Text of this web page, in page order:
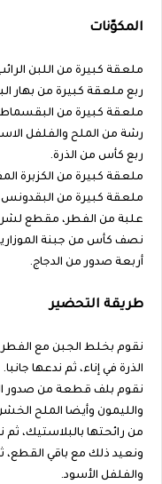
المكوّنات
ملعقة كبيرة من اللبن
ربع ملعقة كبيرة من بهار
ملعقة كبيرة من
رشة من الملح والفلفل
ربع كأس من الذرة.
ملعقة كبيرة من الكزبرة
ملعقة كبيرة من
علبة من الفطر، مقطع
نصف كأس من جبنة
أربعة صدور من الدجاج.
طريقة التحضير
نقوم بخلط الجبن مع الفطر
الذرة في إناء، ثم ندعها جانبا.
نقوم بلف قطعة من صدور
والليمون وأيضا الملح
من رائحتها بالبلاستيك، ثم
ونعيد ذلك مع باقي القطع،
والفلفل الأسود.